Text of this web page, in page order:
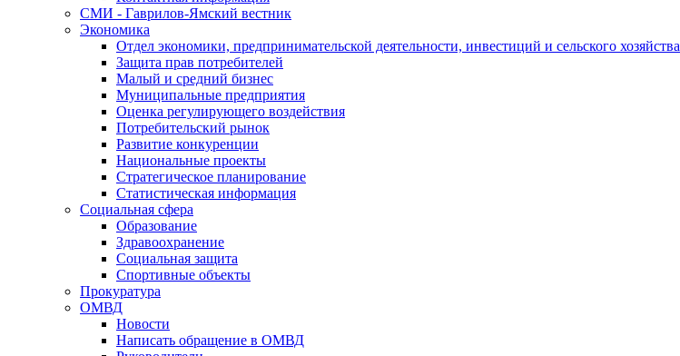
СМИ - Гаврилов-Ямский вестник
Экономика
Отдел экономики, предпринимательской деятельности, инвестиций и сельского хозяйства
Защита прав потребителей
Малый и средний бизнес
Муниципальные предприятия
Оценка регулирующего воздействия
Потребительский рынок
Развитие конкуренции
Национальные проекты
Стратегическое планирование
Статистическая информация
Социальная сфера
Образование
Здравоохранение
Социальная защита
Спортивные объекты
Прокуратура
ОМВД
Новости
Написать обращение в ОМВД